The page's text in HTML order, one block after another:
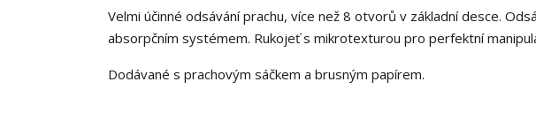
Velmi účinné odsávání prachu, více než 8 otvorů v základní desce.
absorpčním systémem. Rukojeť s mikrotexturou pro perfektní
Dodávané s prachovým sáčkem a brusným papírem.